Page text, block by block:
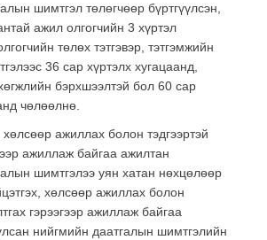
шимтгэл төлөгчөөр бүртгүүлсэн,
ажил олгогчийн 3 хүртэл
төлөх тэтгэвэр, тэтгэмжийн
36 сар хүртэлх хугацаанд,
бэрхшээлтэй бол 60 сар
чөлөөлнө.
хөлсөөр ажиллах болон тэдгээртэй
ажиллаж байгаа ажилтан
шимтгэлээ уян хатан нөхцөлөөр
хөлсөөр ажиллах болон
гэрээгээр ажиллаж байгаа
нийгмийн даатгалын шимтгэлийн